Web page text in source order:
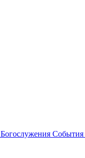
Богослужения События